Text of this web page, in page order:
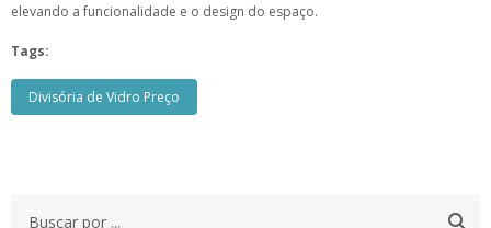
elevando a funcionalidade e o design do espaço.
Tags:
Divisória de Vidro Preço